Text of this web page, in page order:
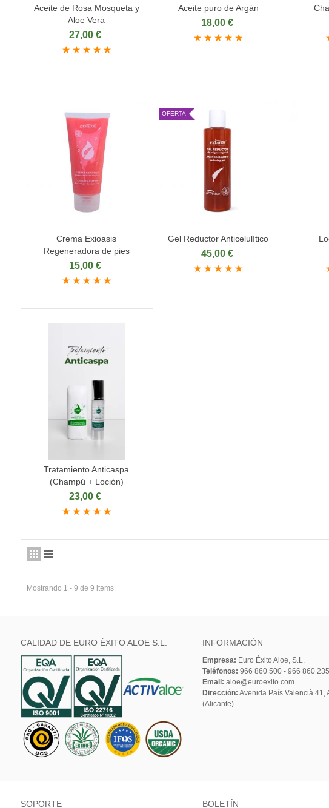
Añadir al carrito
Aceite de Rosa Mosqueta y
Aloe Vera
27,00 €
Añadir al carrito
Aceite puro de Argán
18,00 €
Añadir al carrito
Crema Exioasis
Regeneradora de pies
15,00 €
OFERTA
Añadir al carrito
Gel Reductor Anticelulítico
45,00 €
Añadir al carrito
Tratamiento Anticaspa
(Champú + Loción)
23,00 €
Mostrando 1 - 9 de 9 items
CALIDAD DE EURO ÉXITO ALOE S.L. INFORMACIÓN
Empresa: Euro Éxito Aloe, S.L.
Teléfonos: 966 860 500 - 966 860 235
Email: aloe@euroexito.com
Dirección: Avenida País Valencià 41,
(Alicante)
SOPORTE BOLETÍN